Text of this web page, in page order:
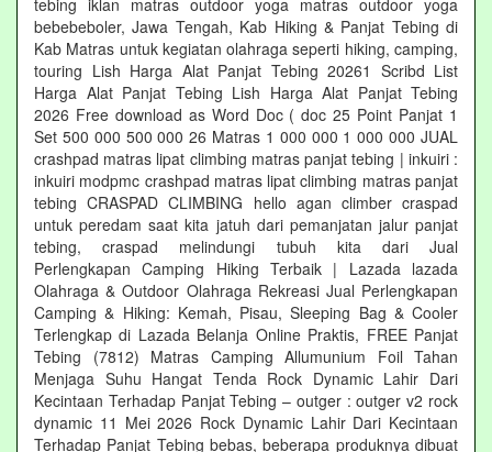
tebing iklan matras outdoor yoga matras outdoor yoga
bebebeboler, Jawa Tengah, Kab Hiking & Panjat Tebing di
Kab Matras untuk kegiatan olahraga seperti hiking, camping,
touring Lish Harga Alat Panjat Tebing 20261 Scribd List
Harga Alat Panjat Tebing Lish Harga Alat Panjat Tebing
2026 Free download as Word Doc ( doc 25 Point Panjat 1
Set 500 000 500 000 26 Matras 1 000 000 1 000 000 JUAL
crashpad matras lipat climbing matras panjat tebing | inkuiri :
inkuiri modpmc crashpad matras lipat climbing matras panjat
tebing CRASPAD CLIMBING hello agan climber craspad
untuk peredam saat kita jatuh dari pemanjatan jalur panjat
tebing, craspad melindungi tubuh kita dari Jual
Perlengkapan Camping Hiking Terbaik | Lazada lazada
Olahraga & Outdoor Olahraga Rekreasi Jual Perlengkapan
Camping & Hiking: Kemah, Pisau, Sleeping Bag & Cooler
Terlengkap di Lazada Belanja Online Praktis, FREE Panjat
Tebing (7812) Matras Camping Allumunium Foil Tahan
Menjaga Suhu Hangat Tenda Rock Dynamic Lahir Dari
Kecintaan Terhadap Panjat Tebing – outger : outger v2 rock
dynamic 11 Mei 2026 Rock Dynamic Lahir Dari Kecintaan
Terhadap Panjat Tebing bebas, beberapa produknya dibuat